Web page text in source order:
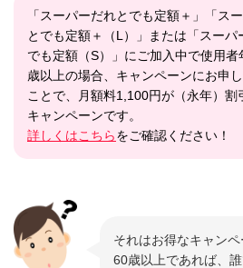
「スーパーだれとでも定額＋」「ス
とでも定額＋（L）」または「スーパ
でも定額（S）」にご加入中で使用者
歳以上の場合、キャンペーンにお申
ことで、月額料1,100円が（永年）割
キャンペーンです。
詳しくはこちらをご確認ください！
それはお得なキャンペ
60歳以上であれば、